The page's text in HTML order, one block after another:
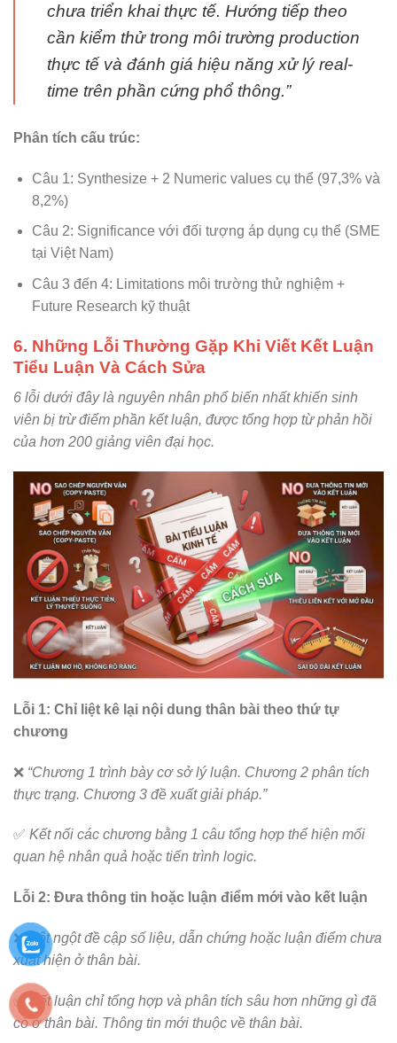
chưa triển khai thực tế. Hướng tiếp theo
cần kiểm thử trong môi trường production
thực tế và đánh giá hiệu năng xử lý real-
time trên phần cứng phổ thông.”
Phân tích cấu trúc:
Câu 1: Synthesize + 2 Numeric values cụ thể (97,3% và
8,2%)
Câu 2: Significance với đối tượng áp dụng cụ thể (SME
tại Việt Nam)
Câu 3 đến 4: Limitations môi trường thử nghiệm +
Future Research kỹ thuật
6. Những Lỗi Thường Gặp Khi Viết Kết Luận
Tiểu Luận Và Cách Sửa
6 lỗi dưới đây là nguyên nhân phổ biến nhất khiến sinh
viên bị trừ điểm phần kết luận, được tổng hợp từ phản hồi
của hơn 200 giảng viên đại học.
Lỗi 1: Chỉ liệt kê lại nội dung thân bài theo thứ tự
chương
❌ “Chương 1 trình bày cơ sở lý luận. Chương 2 phân tích
thực trạng. Chương 3 đề xuất giải pháp.”
✅ Kết nối các chương bằng 1 câu tổng hợp thể hiện mối
quan hệ nhân quả hoặc tiến trình logic.
Lỗi 2: Đưa thông tin hoặc luận điểm mới vào kết luận
❌Đột ngột đề cập số liệu, dẫn chứng hoặc luận điểm chưa
xuất hiện ở thân bài.
✅Kết luận chỉ tổng hợp và phân tích sâu hơn những gì đã
có ở thân bài. Thông tin mới thuộc về thân bài.